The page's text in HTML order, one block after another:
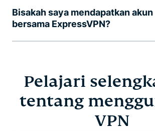
Bisakah saya mendapatkan akun
bersama ExpressVPN?
Pelajari
tentang
VPN